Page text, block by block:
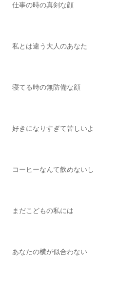
仕事の時の真剣な顔
私とは違う大人のあなた
寝てる時の無防備な顔
好きになりすぎて苦しいよ
コーヒーなんて飲めないし
まだこどもの私には
あなたの横が似合わない